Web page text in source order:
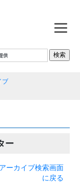
ブ
ー
ーカイブ検索画面
に戻る